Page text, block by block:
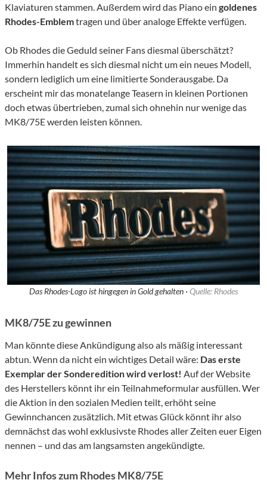
Klaviaturen stammen. Außerdem wird das Piano ein goldenes
Rhodes-Emblemtragen und über analoge Effekte verfügen.
Ob Rhodes die Geduld seiner Fans diesmal überschätzt?
Immerhin handelt es sich diesmal nicht um ein neues Modell,
sondern lediglich um eine limitierte Sonderausgabe. Da
erscheint mir das monatelange Teasern in kleinen Portionen
doch etwas übertrieben, zumal sich ohnehin nur wenige das
MK8/75E werden leisten können.
Das Rhodes-Logo ist hingegen in Gold gehalten · Quelle: Rhodes
MK8/75E zu gewinnen
Man könnte diese Ankündigung also als mäßig interessant
abtun. Wenn da nicht ein wichtiges Detail wäre: Das erste
Exemplar der Sonderedition wird verlost! Auf der Website
des Herstellers könnt ihr ein Teilnahmeformular ausfüllen. Wer
die Aktion in den sozialen Medien teilt, erhöht seine
Gewinnchancen zusätzlich. Mit etwas Glück könnt ihr also
demnächst das wohl exklusivste Rhodes aller Zeiten euer Eigen
nennen – und das am langsamsten angekündigte.
Mehr Infos zum Rhodes MK8/75E